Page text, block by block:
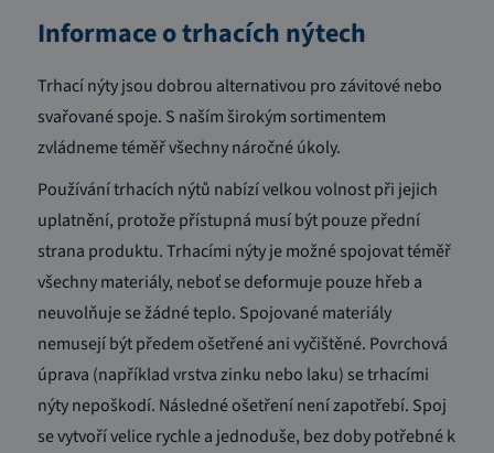
Informace o trhacích nýtech
Trhací nýty jsou dobrou alternativou pro závitové nebo
svařované spoje. S naším širokým sortimentem
zvládneme téměř všechny náročné úkoly.
Používání trhacích nýtů nabízí velkou volnost při jejich
uplatnění, protože přístupná musí být pouze přední
strana produktu. Trhacími nýty je možné spojovat téměř
všechny materiály, neboť se deformuje pouze hřeb a
neuvolňuje se žádné teplo. Spojované materiály
nemusejí být předem ošetřené ani vyčištěné. Povrchová
úprava (například vrstva zinku nebo laku) se trhacími
nýty nepoškodí. Následné ošetření není zapotřebí. Spoj
se vytvoří velice rychle a jednoduše, bez doby potřebné k